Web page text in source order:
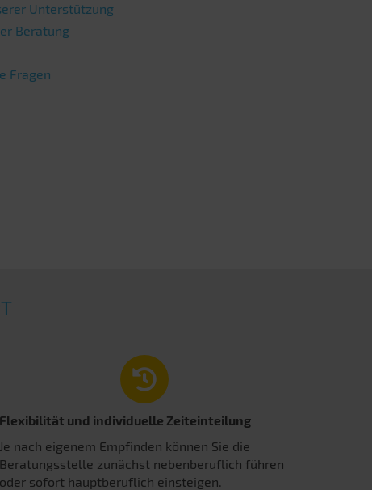
Unterstützung
Beratung
Fragen
Flexibilität und individuelle Zeiteinteilung
Je nach eigenem Empfinden können Sie die
Beratungsstelle zunächst nebenberuflich führen
oder sofort hauptberuflich einsteigen.